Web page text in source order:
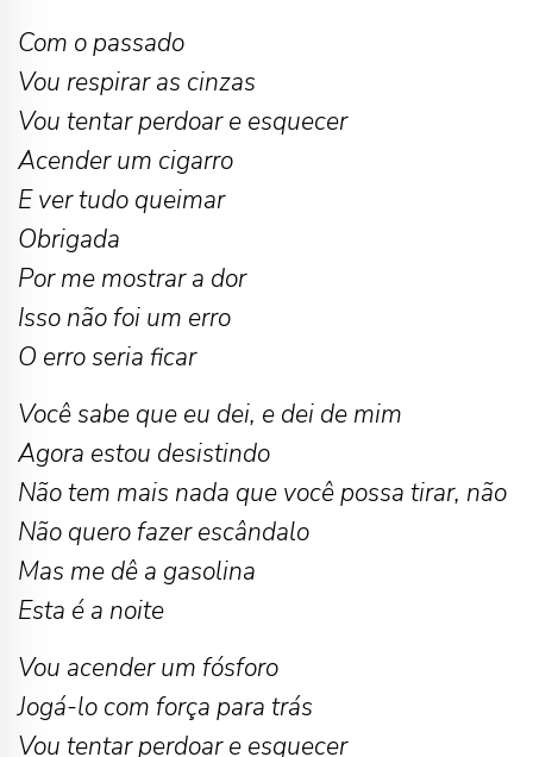
Com o passado
Vou respirar as cinzas
Vou tentar perdoar e esquecer
Acender um cigarro
E ver tudo queimar
Obrigada
Por me mostrar a dor
Isso não foi um erro
O erro seria ficar
Você sabe que eu dei, e dei de mim
Agora estou desistindo
Não tem mais nada que você possa tirar, não
Não quero fazer escândalo
Mas me dê a gasolina
Esta é a noite
Vou acender um fósforo
Jogá-lo com força para trás
Vou tentar perdoar e esquecer